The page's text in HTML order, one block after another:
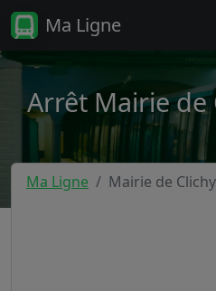
Ma Ligne
Arrêt Mairie de
Ma Ligne Mairie de Clichy